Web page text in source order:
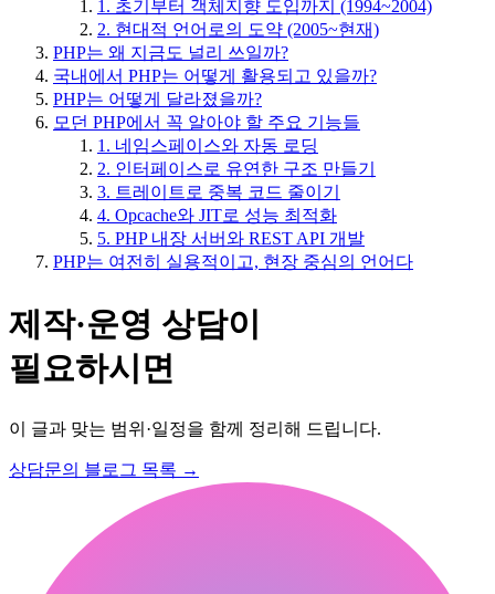
1. 초기부터 객체지향 도입까지 (1994~2004)
2. 현대적 언어로의 도약 (2005~현재)
PHP는 왜 지금도 널리 쓰일까?
국내에서 PHP는 어떻게 활용되고 있을까?
PHP는 어떻게 달라졌을까?
모던 PHP에서 꼭 알아야 할 주요 기능들
1. 네임스페이스와 자동 로딩
2. 인터페이스로 유연한 구조 만들기
3. 트레이트로 중복 코드 줄이기
4. Opcache와 JIT로 성능 최적화
5. PHP 내장 서버와 REST API 개발
PHP는 여전히 실용적이고, 현장 중심의 언어다
제작·운영 상담이
필요하시면
이 글과 맞는 범위·일정을 함께 정리해 드립니다.
상담문의 블로그 목록 →